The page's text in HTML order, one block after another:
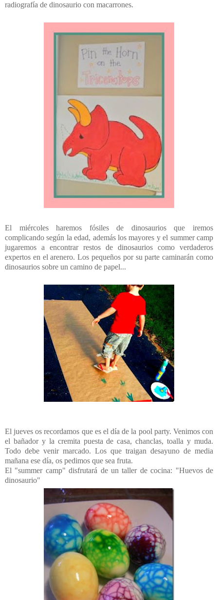
radiografía de dinosaurio con macarrones.
El miércoles haremos fósiles de dinosaurios que iremos
complicando según la edad, además los mayores y el summer camp
jugaremos a encontrar restos de dinosaurios como verdaderos
expertos en el arenero. Los pequeños por su parte caminarán como
dinosaurios sobre un camino de papel...
El jueves os recordamos que es el día de la pool party. Venimos con
el bañador y la cremita puesta de casa, chanclas, toalla y muda.
Todo debe venir marcado. Los que traigan desayuno de media
mañana ese día, os pedimos que sea fruta.
El "summer camp" disfrutará de un taller de cocina: "Huevos de
dinosaurio"